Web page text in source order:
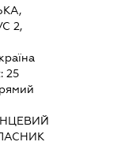
2,
25